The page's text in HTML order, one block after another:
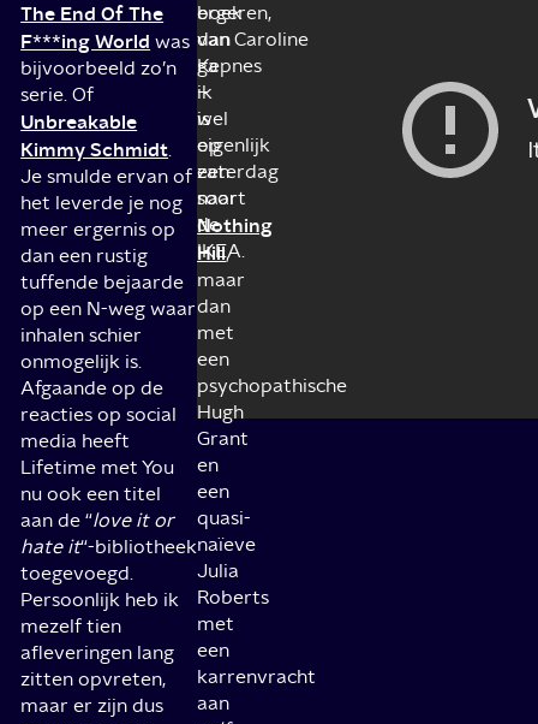
The End Of The
F***ing World was
bijvoorbeeld zo’n
serie. Of
Unbreakable
Kimmy Schmidt.
Je smulde ervan of
het leverde je nog
meer ergernis op
dan een rustig
tuffende bejaarde
op een N-weg waar
inhalen schier
onmogelijk is.
Afgaande op de
reacties op social
media heeft
Lifetime met You
nu ook een titel
aan de “love it or
hate it“-bibliotheek
toegevoegd.
Persoonlijk heb ik
mezelf tien
afleveringen lang
zitten opvreten,
maar er zijn dus
boek
van Caroline
Kepnes
–
is
eigenlijk
een
soort
Nothing
Hill,
maar
dan
met
een
psychopathische
Hugh
Grant
en
een
quasi-
naïeve
Julia
Roberts
met
een
karrenvracht
aan
ergeren,
dan
ga
ik
wel
op
zaterdag
naar
de
IKEA.